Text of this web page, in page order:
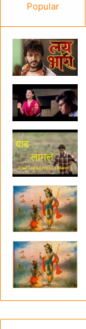
Popular